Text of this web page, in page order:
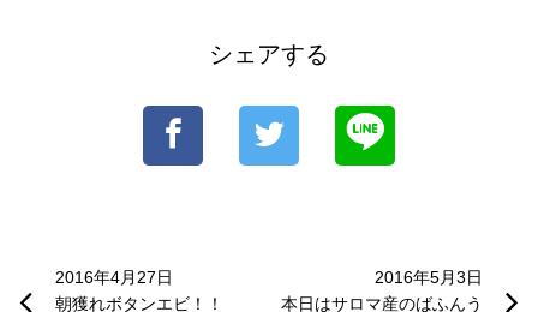
シェアする
2016年4月27日
朝獲れボタンエビ！！
2016年5月3日
本日はサロマ産のばふんう